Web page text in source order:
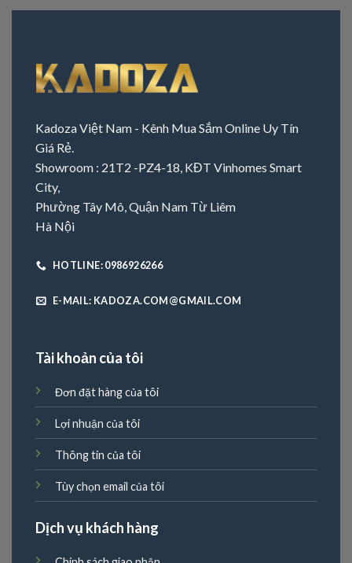
Kadoza Việt Nam - Kênh Mua Sắm Online Uy Tín
Giá Rẻ.
Showroom : 21T2 -PZ4-18, KĐT Vinhomes Smart
City,
Phường Tây Mô, Quận Nam Từ Liêm
Hà Nội
HOTLINE: 0986926266
E-MAIL: KADOZA.COM@GMAIL.COM
Tài khoản của tôi
Đơn đặt hàng của tôi
Lợi nhuận của tôi
Thông tin của tôi
Tùy chọn email của tôi
Dịch vụ khách hàng